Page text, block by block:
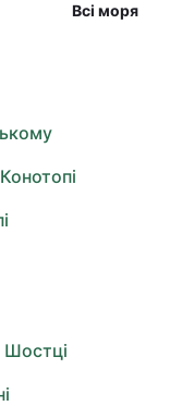
Всі моря
Шостці